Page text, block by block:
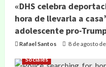
«DHS celebra
hora de llevarla a
adolescente pro-
Rafael Santos 8 de agosto
Sociales